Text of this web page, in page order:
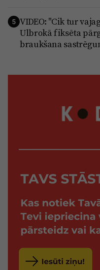
5 VIDEO: "Cik tur
Ulbrokā fiksēta
braukšana